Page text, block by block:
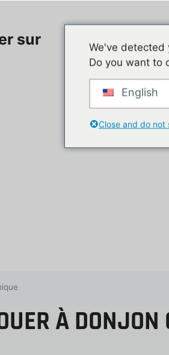
sur
Contact
À
We've detected
Do you want to
English
Close and do